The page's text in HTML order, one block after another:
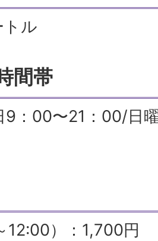
ル
間帯
9：00〜21：00/日
12:00）：1,700円